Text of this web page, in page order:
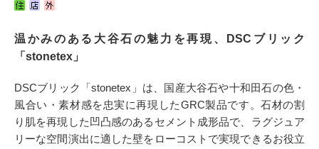
かたなび コラム
Q＆A 販売・施工代理店募集
お気に入り
温かみのある大谷石の魅力を再現、DSCブリック
「stonetex」
DSCブリック「stonetex」は、国産大谷石や十和田石の色・
風合い・素材感を忠実に再現したGRC製品です。石材の割
り肌を再現した凹凸感のあるセメント成形品で、ラグジュア
リーな空間演出に適した壁をローコストで実現できるお役立